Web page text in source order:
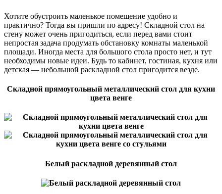
Хотите обустроить маленькое помещение удобно и
практично? Тогда вы пришли по адресу! Складной стол на
стену может очень пригодиться, если перед вами стоит
непростая задача продумать обстановку комнаты маленькой
площади. Иногда места для большого стола просто нет, и тут
необходимы новые идеи. Будь то кабинет, гостиная, кухня или
детская — небольшой раскладной стол пригодится везде.
Складной прямоугольный металлический стол для кухни
цвета венге
Белый раскладной деревянный стол